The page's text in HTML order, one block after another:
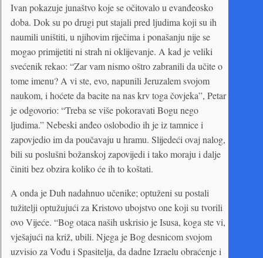
Ivan pokazuje junaštvo koje se očitovalo u evanđeosko
doba. Dok su po drugi put stajali pred ljudima koji su ih
naumili uništiti, u njihovim riječima i ponašanju nije se
mogao primijetiti ni strah ni oklijevanje. A kad je veliki
svećenik rekao: “Zar vam nismo oštro zabranili da učite o
tome imenu? A vi ste, evo, napunili Jeruzalem svojom
naukom, i hoćete da bacite na nas krv toga čovjeka”, Petar
je odgovorio: “Treba se više pokoravati Bogu nego
ljudima.” Nebeski anđeo oslobodio ih je iz tamnice i
zapovjedio im da poučavaju u hramu. Slijedeći ovaj nalog,
bili su poslušni božanskoj zapovijedi i tako moraju i dalje
činiti bez obzira koliko će ih to koštati.
A onda je Duh nadahnuo učenike; optuženi su postali
tužitelji optužujući za Kristovo ubojstvo one koji su tvorili
ovo Vijeće. “Bog otaca naših uskrisio je Isusa, koga ste vi,
vješajući na križ, ubili. Njega je Bog desnicom svojom
uzvisio za Vođu i Spasitelja, da dadne Izraelu obraćenje i